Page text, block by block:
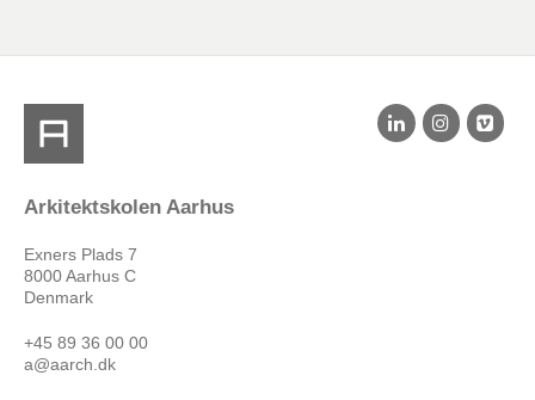
Arkitektskolen Aarhus
Exners Plads 7
8000 Aarhus C
Denmark
+45 89 36 00 00
a@aarch.dk